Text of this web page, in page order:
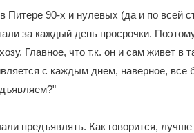
Питере 90-х и нулевых (да и по всей
за каждый день просрочки.
Главное, что т.к. он и сам живет в
с каждым днем, наверное,
предъявлять. Как говорится, лучше